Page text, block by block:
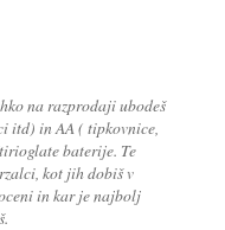
na razprodaji ubodeš
itd) in AA ( tipkovnice,
baterije. Te
kot jih dobiš v
in kar je najbolj